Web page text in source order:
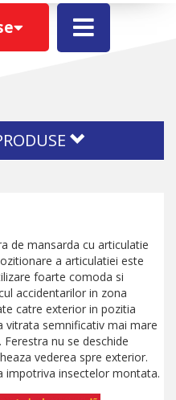
de mansarda cu articulatie
a articulatiei este
foarte comoda si
accidentarilor in zona
catre exterior in pozitia
vitrata semnificativ mai mare
nu se deschide
vederea spre exterior.
impotriva insectelor montata.